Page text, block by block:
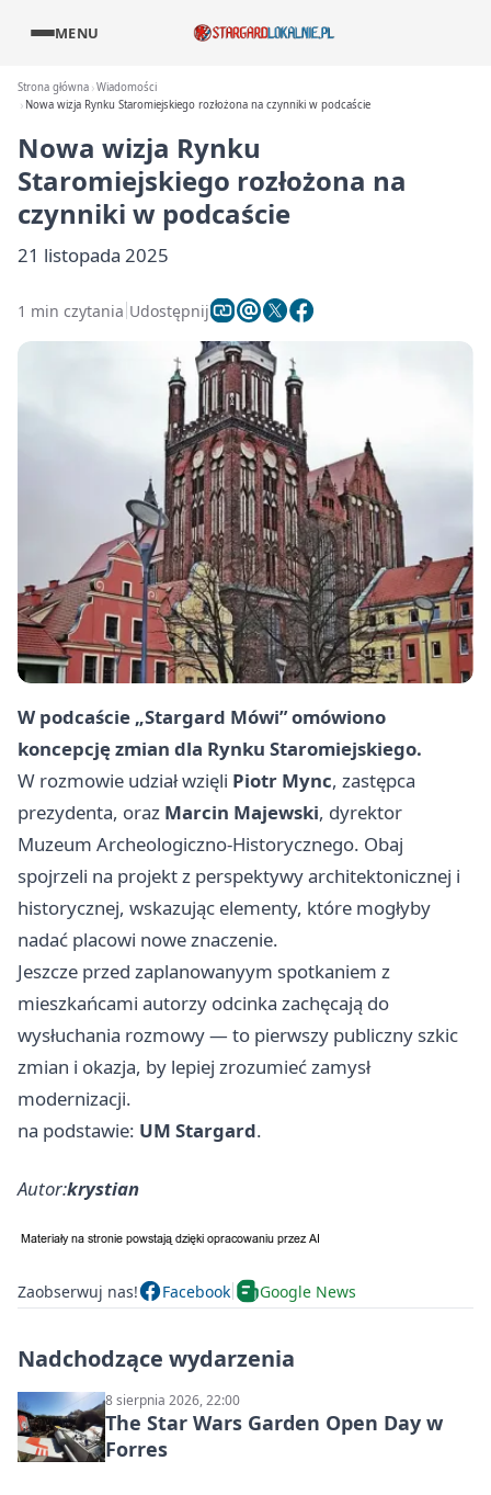
MENU
Strona główna Wiadomości
Nowa wizja Rynku Staromiejskiego rozłożona na czynniki w podcaście
Nowa wizja Rynku
Staromiejskiego rozłożona na
czynniki w podcaście
21 listopada 2025
1 min czytania Udostępnij
W podcaście „Stargard Mówi” omówiono
koncepcję zmian dla Rynku Staromiejskiego.
W rozmowie udział wzięli Piotr Mync, zastępca
prezydenta, oraz Marcin Majewski, dyrektor
Muzeum Archeologiczno‑Historycznego. Obaj
spojrzeli na projekt z perspektywy architektonicznej i
historycznej, wskazując elementy, które mogłyby
nadać placowi nowe znaczenie.
Jeszcze przed zaplanowanyym spotkaniem z
mieszkańcami autorzy odcinka zachęcają do
wysłuchania rozmowy — to pierwszy publiczny szkic
zmian i okazja, by lepiej zrozumieć zamysł
modernizacji.
na podstawie: UM Stargard.
Autor:krystian
Zaobserwuj nas! Facebook Google News
Nadchodzące wydarzenia
8 sierpnia 2026, 22:00
The Star Wars Garden Open Day w
Forres